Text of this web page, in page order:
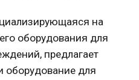
на
оборудования для
предлагает
оборудование для